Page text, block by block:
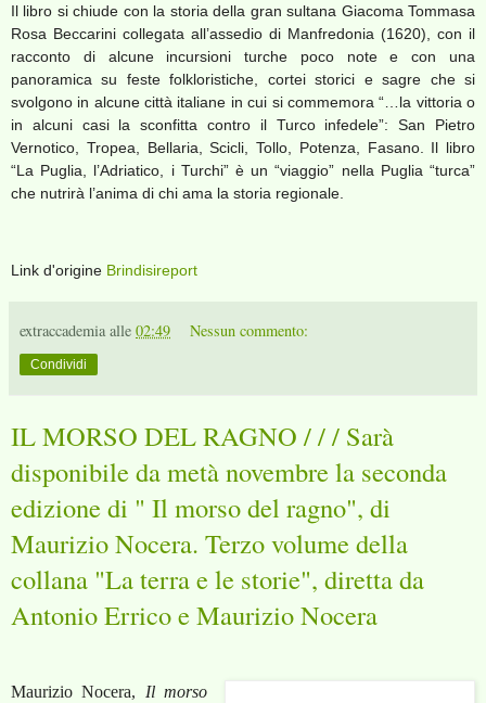
Il libro si chiude con la storia della gran sultana Giacoma Tommasa
Rosa Beccarini collegata all’assedio di Manfredonia (1620), con il
racconto di alcune incursioni turche poco note e con una
panoramica su feste folkloristiche, cortei storici e sagre che si
svolgono in alcune città italiane in cui si commemora “…la vittoria o
in alcuni casi la sconfitta contro il Turco infedele”: San Pietro
Vernotico, Tropea, Bellaria, Scicli, Tollo, Potenza, Fasano. Il libro
“La Puglia, l’Adriatico, i Turchi” è un “viaggio” nella Puglia “turca”
che nutrirà l’anima di chi ama la storia regionale.
Link d'origine Brindisireport
extraccademia alle 02:49 Nessun commento:
Condividi
IL MORSO DEL RAGNO / / / Sarà
disponibile da metà novembre la seconda
edizione di " Il morso del ragno", di
Maurizio Nocera. Terzo volume della
collana "La terra e le storie", diretta da
Antonio Errico e Maurizio Nocera
Maurizio Nocera, Il morso